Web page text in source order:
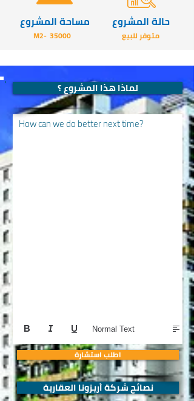
مساحة المشروع
35000
-M2
حالة المشروع
متوفر للبيع
How can we do better next time?
Normal Text
لماذا هذا المشروع ؟
نصائح شركة أريزونا العقارية
اطلب استشارة